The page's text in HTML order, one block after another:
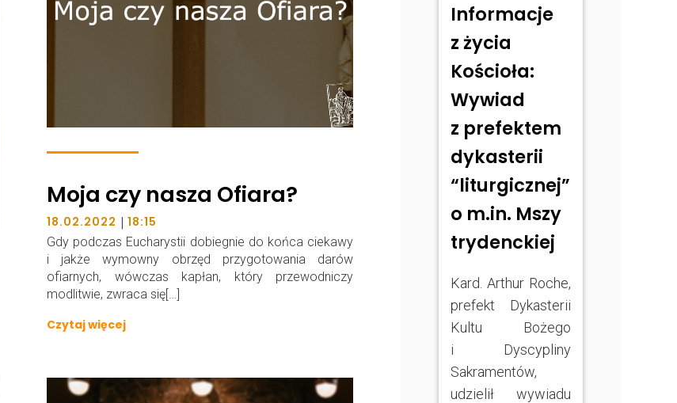
Moja czy nasza Ofiara?
18.02.2022 | 18:15
Gdy podczas Eucharystii dobiegnie do końca ciekawy
i jakże wymowny obrzęd przygotowania darów
ofiarnych, wówczas kapłan, który przewodniczy
modlitwie, zwraca się[…]
Czytaj więcej
Informacje
z życia
Kościoła:
Wywiad
z prefektem
dykasterii
“liturgicznej”
o m.in. Mszy
trydenckiej
Kard. Arthur Roche,
prefekt Dykasterii
Kultu Bożego
i Dyscypliny
Sakramentów,
udzielił wywiadu